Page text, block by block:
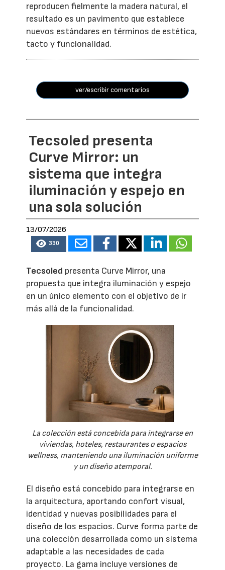
reproducen fielmente la madera natural, el
resultado es un pavimento que establece
nuevos estándares en términos de estética,
tacto y funcionalidad.
ver/escribir comentarios
Tecsoled presenta
Curve Mirror: un
sistema que integra
iluminación y espejo en
una sola solución
13/07/2026
330
Tecsoled presenta Curve Mirror, una
propuesta que integra iluminación y espejo
en un único elemento con el objetivo de ir
más allá de la funcionalidad.
La colección está concebida para integrarse en
viviendas, hoteles, restaurantes o espacios
wellness, manteniendo una iluminación uniforme
y un diseño atemporal.
El diseño está concebido para integrarse en
la arquitectura, aportando confort visual,
identidad y nuevas posibilidades para el
diseño de los espacios. Curve forma parte de
una colección desarrollada como un sistema
adaptable a las necesidades de cada
proyecto. La gama incluye versiones de